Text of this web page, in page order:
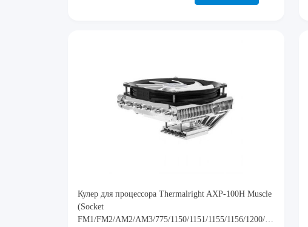
Кулер для процессора Thermalright AXP-100H Muscle
(Socket
FM1/FM2/AM2/AM3/775/1150/1151/1155/1156/1200/1366,